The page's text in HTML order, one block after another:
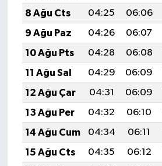
8 Ağu Cts
04:25 06:06
9 Ağu Paz
04:26 06:07
10 Ağu Pts
04:28 06:08
11 Ağu Sal
04:29 06:09
12 Ağu Çar
04:31 06:09
13 Ağu Per
04:32 06:10
14 Ağu Cum
04:34 06:11
15 Ağu Cts
04:35 06:12